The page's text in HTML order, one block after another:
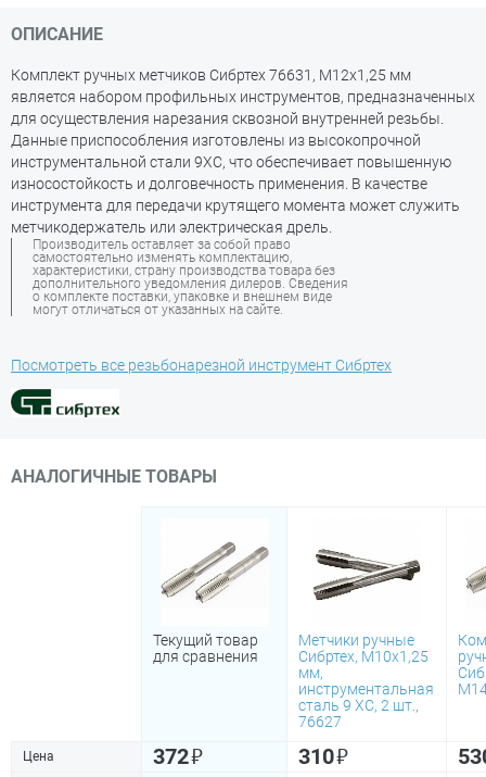
ОПИСАНИЕ
Комплект ручных метчиков Сибртех 76631, М12х1,25 мм
является набором профильных инструментов, предназначенных
для осуществления нарезания сквозной внутренней резьбы.
Данные приспособления изготовлены из высокопрочной
инструментальной стали 9ХС, что обеспечивает повышенную
износостойкость и долговечность применения. В качестве
инструмента для передачи крутящего момента может служить
метчикодержатель или электрическая дрель.
Производитель оставляет за собой право
самостоятельно изменять комплектацию,
характеристики, страну производства товара без
дополнительного уведомления дилеров. Сведения
о комплекте поставки, упаковке и внешнем виде
могут отличаться от указанных на сайте.
Посмотреть все резьбонарезной инструмент Сибртех
АНАЛОГИЧНЫЕ ТОВАРЫ
Текущий товар
для сравнения
Метчики ручные
Сибртех, М10х1,25
мм,
инструментальная
сталь 9 XC, 2 шт.,
76627
Цена 372₽ 310₽